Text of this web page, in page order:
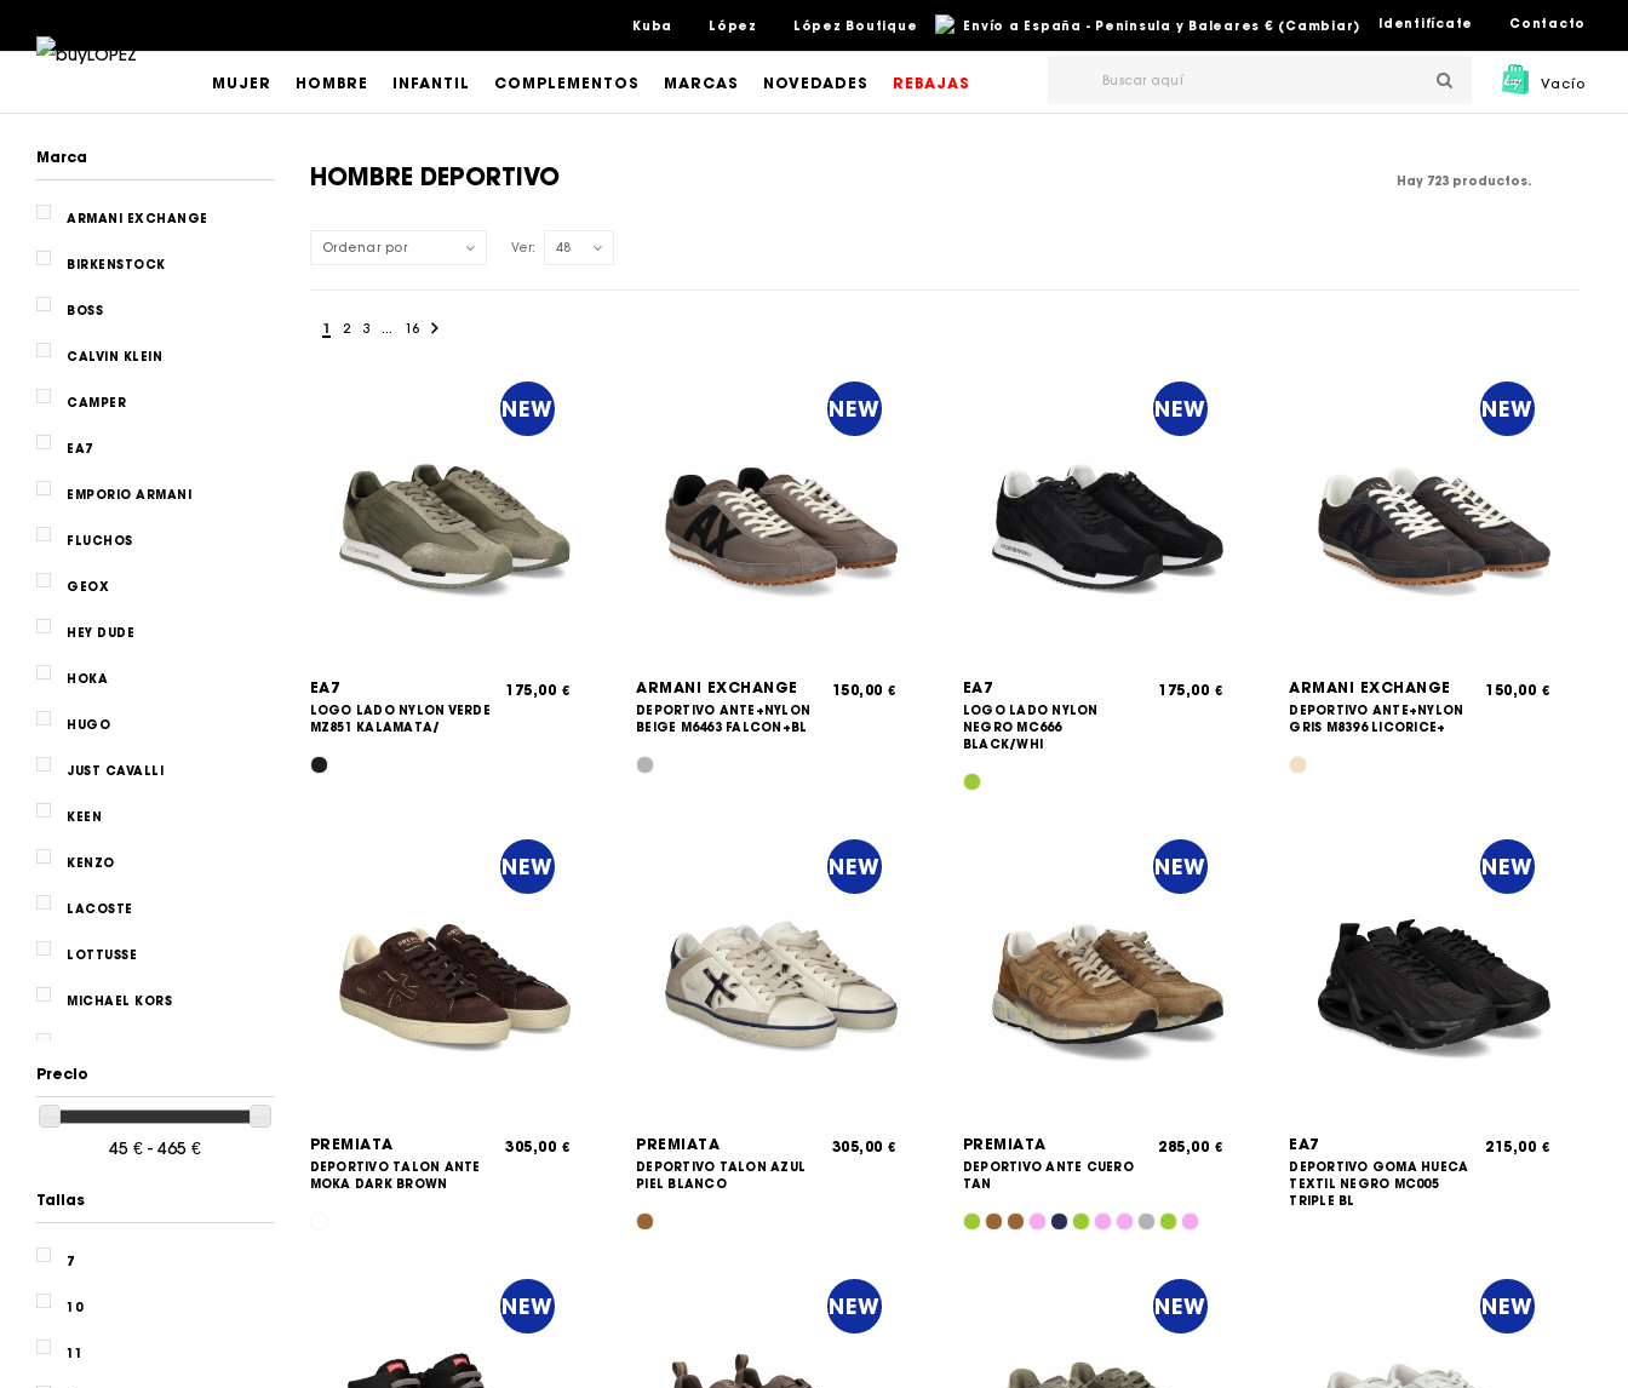
Contacto
Identifícate
Envío a España - Peninsula y Baleares € (Cambiar)
Kuba López López Boutique
Vacío
MUJER HOMBRE INFANTIL COMPLEMENTOS MARCAS NOVEDADES REBAJAS
HOMBRE DEPORTIVO Hay 723 productos.
Ordenar por Ver: 48
1 2 3 16
NEW
EA7
LOGO LADO NYLON VERDE
MZ851 KALAMATA/
175,00 €
NEW
ARMANI EXCHANGE
DEPORTIVO ANTE+NYLON
BEIGE M6463 FALCON+BL
150,00€
NEW
EA7
LOGO LADO NYLON
NEGRO MC666
BLACK/WHI
175,00 €
NEW
ARMANI EXCHANGE
DEPORTIVO ANTE+NYLON
GRIS M8396 LICORICE+
150,00 €
NEW
PREMIATA
DEPORTIVO TALON ANTE
MOKA DARK BROWN
305,00 €
NEW
PREMIATA
DEPORTIVO TALON AZUL
PIEL BLANCO
305,00€
NEW
PREMIATA
DEPORTIVO ANTE CUERO
TAN
285,00 €
NEW
EA7
DEPORTIVO GOMA HUECA
TEXTIL NEGRO MC005
TRIPLE BL
215,00 €
NEW NEW NEW NEW
Marca
ARMANI EXCHANGE
BIRKENSTOCK
BOSS
CALVIN KLEIN
CAMPER
EA7
EMPORIO ARMANI
FLUCHOS
GEOX
HEY DUDE
HOKA
HUGO
JUST CAVALLI
KEEN
KENZO
LACOSTE
LOTTUSSE
MICHAEL KORS
MORRISON
MUNICH
Precio
45 € - 465 €
Tallas
7
10
11